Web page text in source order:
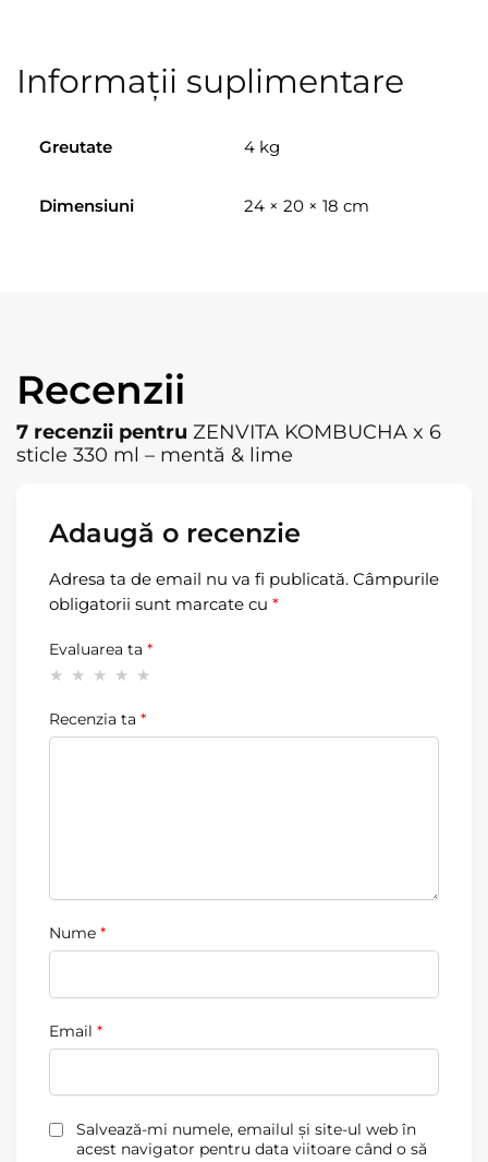
Informații suplimentare
Greutate 4 kg
Dimensiuni 24 × 20 × 18 cm
Recenzii
7 recenzii pentru ZENVITA KOMBUCHA x 6
sticle 330 ml – mentă & lime
Adaugă o recenzie
Adresa ta de email nu va fi publicată. Câmpurile
obligatorii sunt marcate cu *
Evaluarea ta *
Recenzia ta *
Nume *
Email *
Salvează-mi numele, emailul și site-ul web în
acest navigator pentru data viitoare când o să